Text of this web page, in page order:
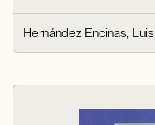
Hernández Encinas, Luis